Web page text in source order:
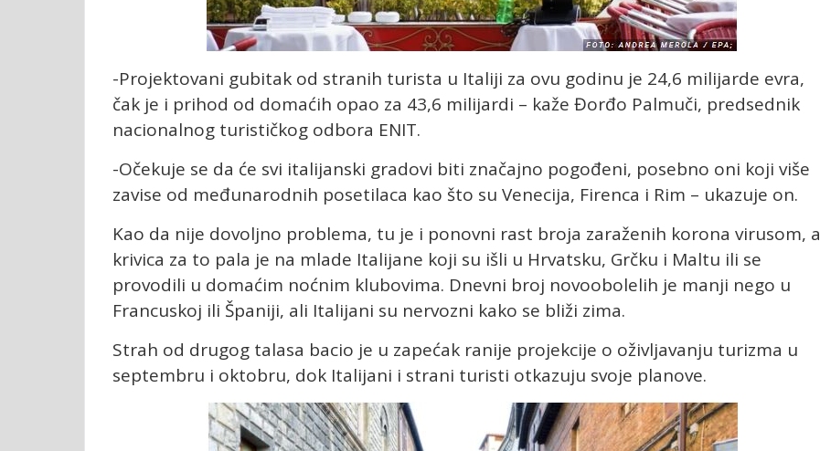
-Projektovani gubitak od stranih turista u Italiji za ovu godinu je 24,6 milijarde evra,
čak je i prihod od domaćih opao za 43,6 milijardi – kaže Đorđo Palmuči, predsednik
nacionalnog turističkog odbora ENIT.
-Očekuje se da će svi italijanski gradovi biti značajno pogođeni, posebno oni koji više
zavise od međunarodnih posetilaca kao što su Venecija, Firenca i Rim – ukazuje on.
Kao da nije dovoljno problema, tu je i ponovni rast broja zaraženih korona virusom, a
krivica za to pala je na mlade Italijane koji su išli u Hrvatsku, Grčku i Maltu ili se
provodili u domaćim noćnim klubovima. Dnevni broj novoobolelih je manji nego u
Francuskoj ili Španiji, ali Italijani su nervozni kako se bliži zima.
Strah od drugog talasa bacio je u zapećak ranije projekcije o oživljavanju turizma u
septembru i oktobru, dok Italijani i strani turisti otkazuju svoje planove.